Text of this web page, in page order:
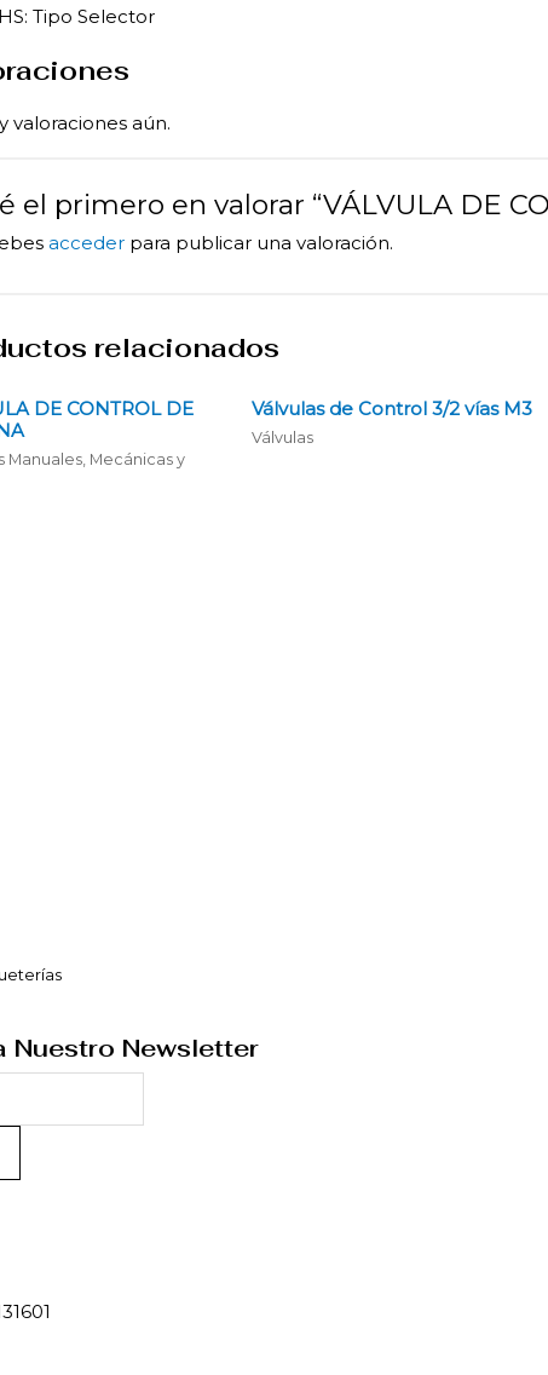
HS: Tipo Selector
valoraciones aún.
el primero en valorar “VÁLVULA DE
acceder para publicar una valoración.
relacionados
DE CONTROL DE
Manuales, Mecánicas y
Válvulas de Control 3/2 vías M3
Válvulas
Nuestro Newsletter